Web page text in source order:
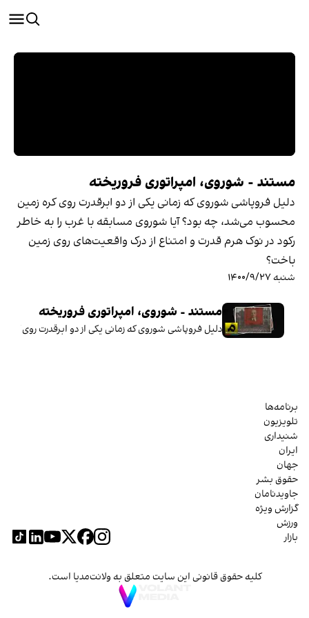
مستند - شوروی، امپراتوری فروریخته
دلیل فروپاشی شوروی که زمانی یکی از دو ابرقدرت روی کره زمین
محسوب می‌شد، چه بود؟ آیا شوروی مسابقه با غرب را به خاطر
رکود در نوک هرم قدرت و امتناع از درک واقعیت‌های روی زمین
باخت؟
شنبه ۱۴۰۰/۹/۲۷
مستند - شوروی، امپراتوری فروریخته
دلیل فروپاشی شوروی که زمانی یکی از دو ابرقدرت روی
برنامه‌ها
تلویزیون
شنیداری
ایران
جهان
حقوق بشر
جاویدنامان
گزارش ویژه
ورزش
بازار
کلیه حقوق قانونی این سایت متعلق به ولانت‌مدیا است.